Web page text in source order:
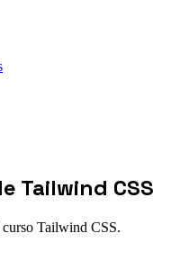
Tailwind CSS
Tailwind CSS.